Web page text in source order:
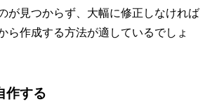
が見つからず、大幅に修正しなければ
ら作成する方法が適しているでしょ
作する